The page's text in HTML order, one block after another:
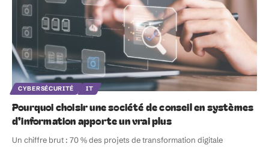
CYBERSÉCURITÉ IT
Pourquoi choisir une société de conseil en systèmes
d’information apporte un vrai plus
Un chiffre brut : 70 % des projets de transformation digitale